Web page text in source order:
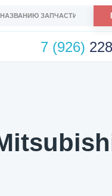
7 (926)